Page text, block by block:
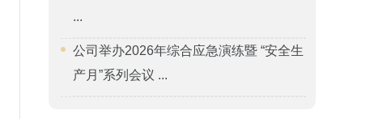
...
公司举办2026年综合应急演练暨 “安全生
产月”系列会议 ...